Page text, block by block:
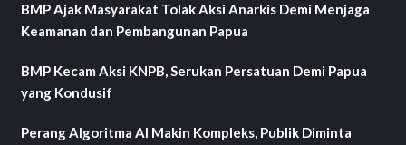
BMP Ajak Masyarakat Tolak Aksi Anarkis Demi Menjaga
Keamanan dan Pembangunan Papua
BMP Kecam Aksi KNPB, Serukan Persatuan Demi Papua
yang Kondusif
Perang Algoritma AI Makin Kompleks, Publik Diminta